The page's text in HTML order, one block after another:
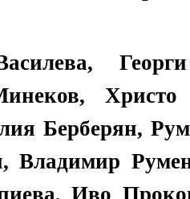
Берберян,
Владимир
Иво